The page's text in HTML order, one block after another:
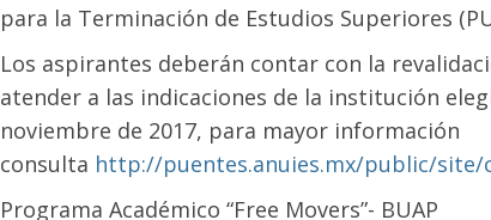
para la Terminación de Estudios Superiores
Los aspirantes deberán contar con la
atender a las indicaciones de la institución
noviembre de 2017, para mayor información
consulta http://puentes.anuies.mx/public/site/
Programa Académico “Free Movers”- BUAP